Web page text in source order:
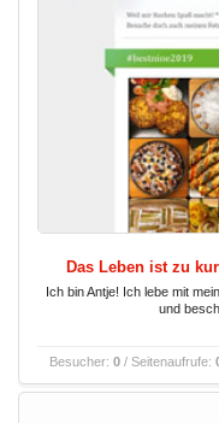
Das Leben ist zu
Ich bin Antje! Ich lebe mit
und
Besucher: 0/ Seitenaufrufe: